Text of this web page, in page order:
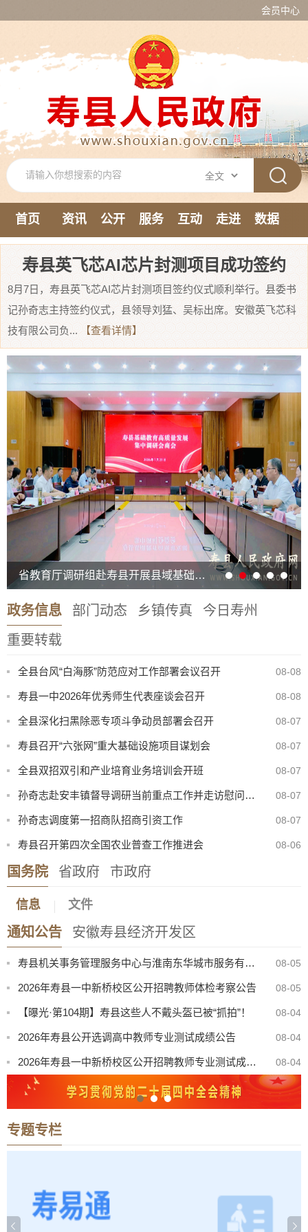
会员中心
首页 资讯 公开 服务 互动 走进
数据
新媒体
寿县英飞芯AI芯片封测项目成功签约
8月7日，寿县英飞芯AI芯片封测项目签约仪式顺利举行。县委书
记孙奇志主持签约仪式，县领导刘猛、吴标出席。安徽英飞芯科
技有限公司负...
【查看详情】
省教育厅调研组赴寿县开展县域基础教育高质量发展集中调研
政务信息 部门动态 乡镇传真
今日寿州
重要转载
全县台风“白海豚”防范应对工作部署会议召开 08-08
寿县一中2026年优秀师生代表座谈会召开 08-08
全县深化扫黑除恶专项斗争动员部署会召开 08-07
寿县召开“六张网”重大基础设施项目谋划会 08-07
全县双招双引和产业培育业务培训会开班 08-07
孙奇志赴安丰镇督导调研当前重点工作并走访慰问特困家庭 08-07
孙奇志调度第一招商队招商引资工作 08-07
寿县召开第四次全国农业普查工作推进会 08-06
国务院 省政府 市政府
信息 文件
通知公告 安徽寿县经济开发区
8月份县直部门领导干部接访安排表
寿县中医院康复楼外加电梯处置（二次）谈判公告
寿县机关事务管理服务中心与淮南东华城市服务有限公司联合公开招聘物业服务工作人员公告 08-05
2026年寿县一中新桥校区公开招聘教师体检考察公告 08-05
【曝光·第104期】寿县这些人不戴头盔已被“抓拍”！ 08-04
2026年寿县公开选调高中教师专业测试成绩公告 08-04
2026年寿县一中新桥校区公开招聘教师专业测试成绩公告 08-04
“寿州古城杯”寿县第三届青歌赛决赛公告 08-03
关于召开寿县珍珠泉、淮南王墓景点门票听证会有关事项公告 08-03
8月份县直部门领导干部接访安排表
寿县机关事务管理服务中心与淮南东华城市服务有限公司联合公开招聘物业服务工作人员公告
专题专栏